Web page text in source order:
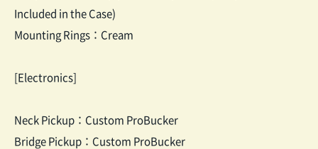
Included in the Case)
Mounting Rings：Cream
[Electronics]
Neck Pickup：Custom ProBucker
Bridge Pickup：Custom ProBucker